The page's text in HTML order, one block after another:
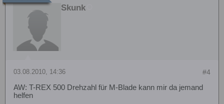
Skunk
#4
03.08.2010, 14:36
AW: T-REX 500 Drehzahl für M-Blade kann mir da jemand
helfen